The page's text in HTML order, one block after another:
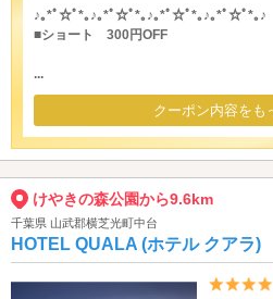
♪｡*ﾟ☆ﾟ*｡♪｡*ﾟ☆ﾟ*｡♪｡*ﾟ☆ﾟ*｡♪｡*ﾟ☆ﾟ*｡♪
■ショート 300円OFF
...
クーポン内容をも
けやきの森公園から9.6km
千葉県 山武郡横芝光町中台
HOTEL QUALA (ホテル クアラ)